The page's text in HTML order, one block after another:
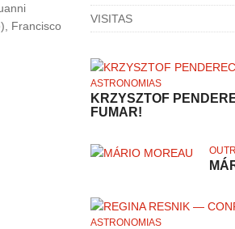
Francisco
VISITAS
ASTRONOMIAS
KRZYSZTOF
FUMAR!
ASTRONOMIAS